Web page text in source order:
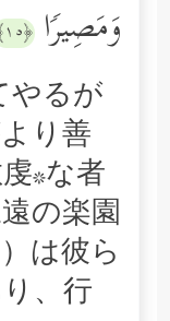
وَمَصِیرࣰا ﴿١٥﴾
やるが
り善
*な者
の楽園
は彼ら
、行